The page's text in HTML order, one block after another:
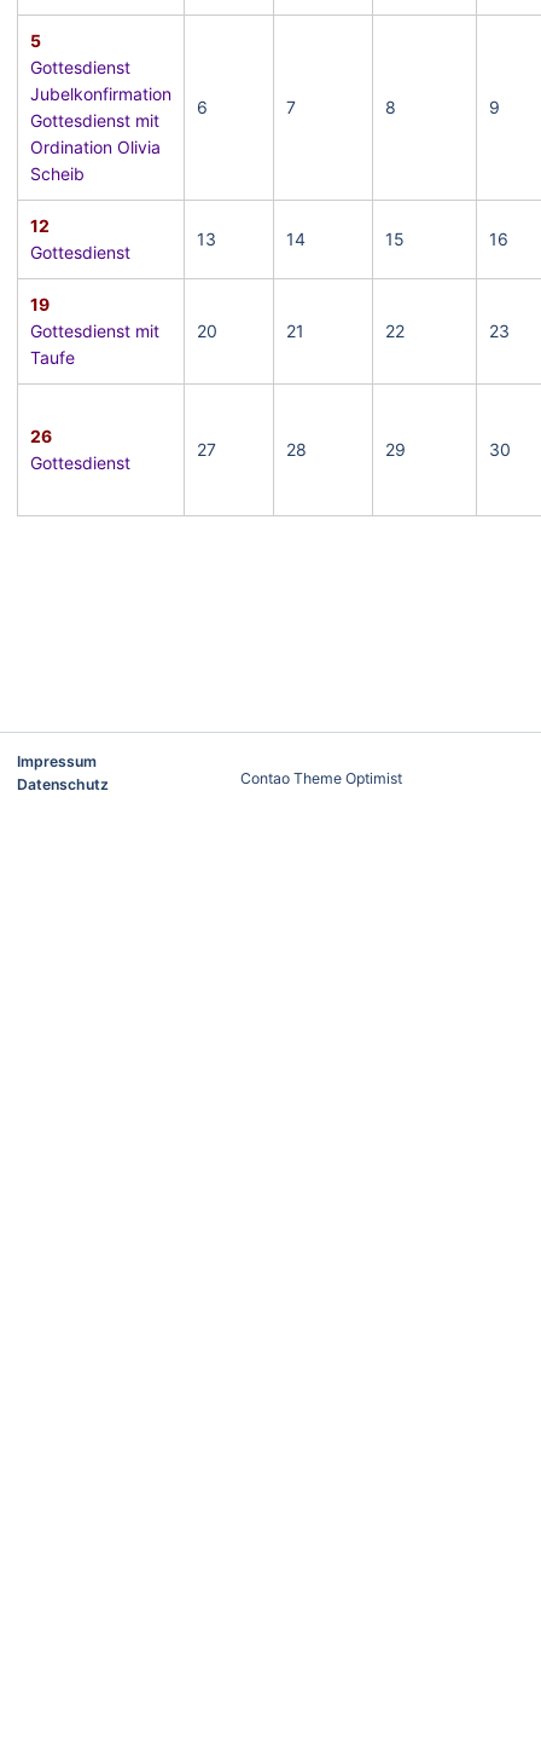
5
Gottesdienst
Jubelkonfirmation
Gottesdienst mit
Ordination Olivia
Scheib
6 7 8 9
12
Gottesdienst
13 14 15 16
19
Gottesdienst mit
Taufe
20 21 22 23
26
Gottesdienst
27 28 29 30
Impressum
Datenschutz
Contao Theme Optimist